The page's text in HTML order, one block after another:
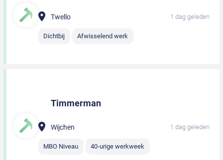
Twello 1 dag geleden
Dichtbij Afwisselend werk
Timmerman
Wijchen 1 dag geleden
MBO Niveau 40-urige werkweek